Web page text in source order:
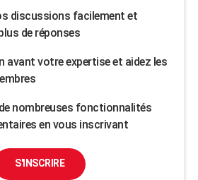
discussions facilement et
de réponses
avant votre expertise et aidez les
nombreuses fonctionnalités
en vous inscrivant
S'INSCRIRE